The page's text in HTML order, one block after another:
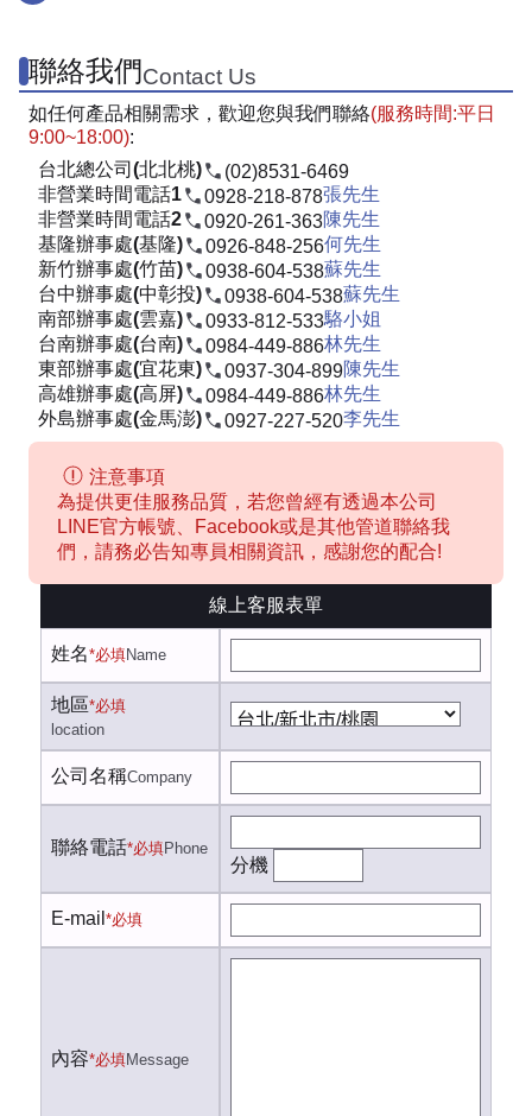
聯絡我們Contact Us
如任何產品相關需求，歡迎您與我們聯絡(服務時間:平日
9:00~18:00):
台北總公司(北北桃)
(02)8531-6469
非營業時間電話1
0928-218-878張先生
非營業時間電話2
0920-261-363陳先生
基隆辦事處(基隆)
0926-848-256何先生
新竹辦事處(竹苗)
0938-604-538蘇先生
台中辦事處(中彰投)
0938-604-538蘇先生
南部辦事處(雲嘉)
0933-812-533駱小姐
台南辦事處(台南)
0984-449-886林先生
東部辦事處(宜花東)
0937-304-899陳先生
高雄辦事處(高屏)
0984-449-886林先生
外島辦事處(金馬澎)
0927-227-520李先生
注意事項
為提供更佳服務品質，若您曾經有透過本公司
LINE官方帳號、Facebook或是其他管道聯絡我
們，請務必告知專員相關資訊，感謝您的配合!
線上客服表單
姓名*必填Name
地區*必填
location
公司名稱Company
聯絡電話*必填Phone
分機
E-mail *必填
內容*必填Message